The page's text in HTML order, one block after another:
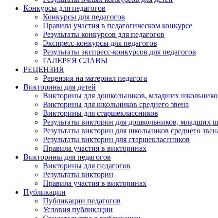
Конкурсы для педагогов
Конкурсы для педагогов
Правила участия в педагогическом конкурсе
Результаты конкурсов для педагогов
Экспресс-конкурсы для педагогов
Результаты экспресс-конкурсов для педагогов
ГАЛЕРЕЯ СЛАВЫ
РЕЦЕНЗИЯ
Рецензия на материал педагога
Викторины для детей
Викторины для дошкольников, младших
Викторины для школьников среднего звена
Викторины для старшеклассников
Результаты викторин для дошкольников, младших
Результаты викторин для школьников среднего
Результаты викторин для старшеклассников
Правила участия в викторинах
Викторины для педагогов
Викторины для педагогов
Результаты викторин
Правила участия в викторинах
Публикации
Публикации педагогов
Условия публикации